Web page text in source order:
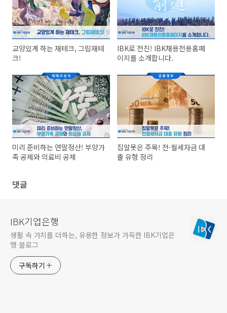
교양있게 하는 재테크, 그림재테
크!
IBK로 전진! IBK채용전용홈페
이지를 소개합니다.
미리 준비하는 연말정산! 부양가
족 공제와 의료비 공제
집알못은 주목! 전·월세자금 대
출 유형 정리
댓글
IBK기업은행
생활 속 가치를 더하는, 유용한 정보가 가득한 IBK기업은
행 블로그
구독하기